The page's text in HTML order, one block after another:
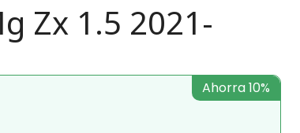
Zx 1.5 2021-
Ahorra 10%